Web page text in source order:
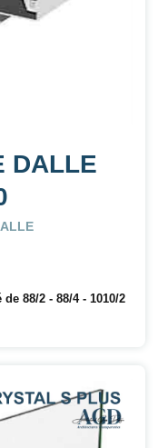
DALLE
de 88/2 - 88/4 - 1010/2